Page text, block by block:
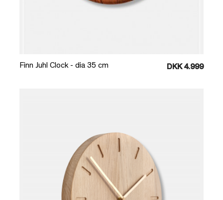
Finn Juhl Clock - dia 35 cm DKK 4.999